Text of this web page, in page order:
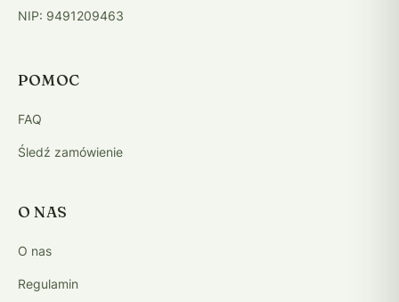
NIP: 9491209463
POMOC
FAQ
Śledź zamówienie
O NAS
O nas
Regulamin